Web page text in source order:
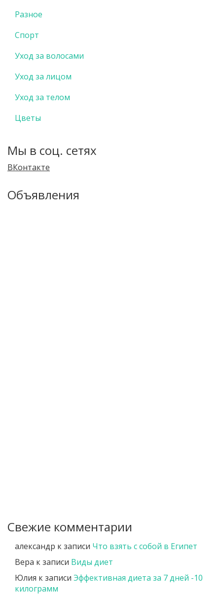
Разное
Спорт
Уход за волосами
Уход за лицом
Уход за телом
Цветы
Мы в соц. сетях
ВКонтакте
Объявления
Свежие комментарии
александр к записи Что взять с собой в Египет
Вера к записи Виды диет
Юлия к записи Эффективная диета за 7 дней -10
килограмм